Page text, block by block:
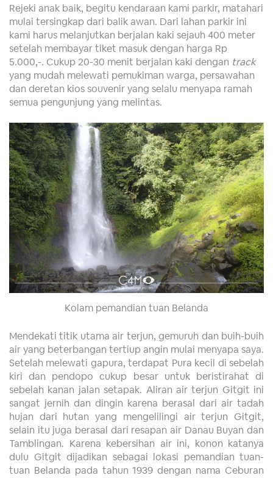
Rejeki anak baik, begitu kendaraan kami parkir, matahari
mulai tersingkap dari balik awan. Dari lahan parkir ini
kami harus melanjutkan berjalan kaki sejauh 400 meter
setelah membayar tiket masuk dengan harga Rp
5.000,-. Cukup 20-30 menit berjalan kaki dengan track
yang mudah melewati pemukiman warga, persawahan
dan deretan kios souvenir yang selalu menyapa ramah
semua pengunjung yang melintas.
Kolam pemandian tuan Belanda
Mendekati titik utama air terjun, gemuruh dan buih-buih
air yang beterbangan tertiup angin mulai menyapa saya.
Setelah melewati gapura, terdapat Pura kecil di sebelah
kiri dan pendopo cukup besar untuk beristirahat di
sebelah kanan jalan setapak. Aliran air terjun Gitgit ini
sangat jernih dan dingin karena berasal dari air tadah
hujan dari hutan yang mengelilingi air terjun Gitgit,
selain itu juga berasal dari resapan air Danau Buyan dan
Tamblingan. Karena kebersihan air ini, konon katanya
dulu Gitgit dijadikan sebagai lokasi pemandian tuan-
tuan Belanda pada tahun 1939 dengan nama Ceburan